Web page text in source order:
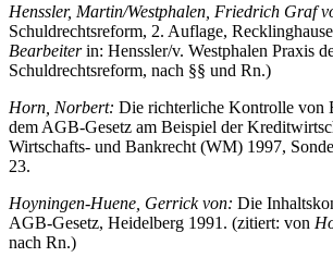
Henssler, Martin/Westphalen, Friedrich Graf
Schuldrechtsreform, 2. Auflage,
Bearbeiterin: Henssler/v. Westphalen Praxis
Schuldrechtsreform, nach §§ und Rn.)
Horn, Norbert: Die richterliche Kontrolle von
dem AGB-Gesetz am Beispiel der
Wirtschafts- und Bankrecht (WM) 1997,
23.
Hoyningen-Huene, Gerrick von: Die
AGB-Gesetz, Heidelberg 1991. (zitiert: von
nach Rn.)